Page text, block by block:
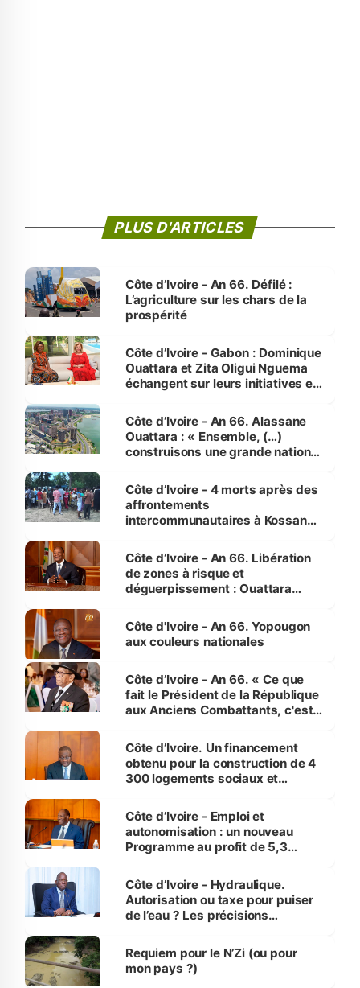
PLUS D'ARTICLES
Côte d’Ivoire - An 66. Défilé :
L’agriculture sur les chars de la
prospérité
Côte d’Ivoire - Gabon : Dominique
Ouattara et Zita Oligui Nguema
échangent sur leurs initiatives en
enfants
Côte d’Ivoire - An 66. Alassane
Ouattara : « Ensemble, (…)
construisons une grande nation
générations futures »
Côte d’Ivoire - 4 morts après des
affrontements
intercommunautaires à Kossandji
milieu des sinistrés
Côte d’Ivoire - An 66. Libération
de zones à risque et
déguerpissement : Ouattara
l'Etat de droit pour préserver les
vies humaines »
Côte d'Ivoire - An 66. Yopougon
aux couleurs nationales
Côte d’Ivoire - An 66. « Ce que
fait le Président de la République
aux Anciens Combattants, c'est
Côte d’Ivoire. Un financement
obtenu pour la construction de 4
300 logements sociaux et
et Yamoussoukro
Côte d’Ivoire - Emploi et
autonomisation : un nouveau
Programme au profit de 5,3
Côte d’Ivoire - Hydraulique.
Autorisation ou taxe pour puiser
de l’eau ? Les précisions
Requiem pour le N’Zi (ou pour
mon pays ?)